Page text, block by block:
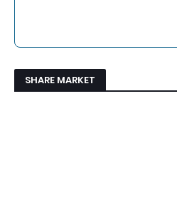
SHARE MARKET